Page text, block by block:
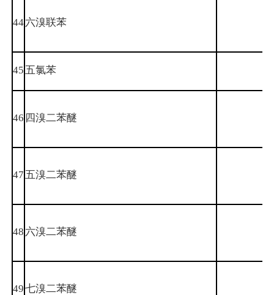
44六溴联苯
45五氯苯
46 四溴二苯醚
47五溴二苯醚
48 六溴二苯醚
49七溴二苯醚